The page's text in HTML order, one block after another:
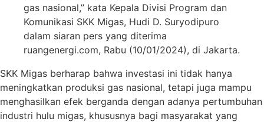
gas nasional,” kata Kepala Divisi Program dan
Komunikasi SKK Migas, Hudi D. Suryodipuro
dalam siaran pers yang diterima
ruangenergi.com, Rabu (10/01/2024), di Jakarta.
SKK Migas berharap bahwa investasi ini tidak hanya
meningkatkan produksi gas nasional, tetapi juga mampu
menghasilkan efek berganda dengan adanya pertumbuhan
industri hulu migas, khususnya bagi masyarakat yang